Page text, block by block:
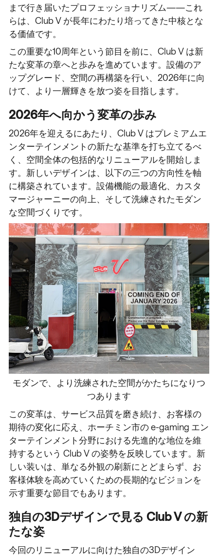
まで行き届いたプロフェッショナリズム——これ
らは、Club V が長年にわたり培ってきた中核とな
る価値です。
この重要な10周年という節目を前に、Club V は新
たな変革の章へと歩みを進めています。設備のア
ップグレード、空間の再構築を行い、2026年に向
けて、より一層輝きを放つ姿を目指します。
2026年へ向かう変革の歩み
2026年を迎えるにあたり、Club V はプレミアムエ
ンターテインメントの新たな基準を打ち立てるべ
く、空間全体の包括的なリニューアルを開始しま
す。新しいデザインは、以下の三つの方向性を軸
に構築されています。設備機能の最適化、カスタ
マージャーニーの向上、そして洗練されたモダン
な空間づくりです。
モダンで、より洗練された空間がかたちになりつ
つあります
この変革は、サービス品質を磨き続け、お客様の
期待の変化に応え、ホーチミン市の e-gaming エン
ターテインメント分野における先進的な地位を維
持するという Club V の姿勢を反映しています。新
しい装いは、単なる外観の刷新にとどまらず、お
客様体験を高めていくための長期的なビジョンを
示す重要な節目でもあります。
独自の3Dデザインで見る Club V の新
たな姿
今回のリニューアルに向けた独自の3Dデザイン